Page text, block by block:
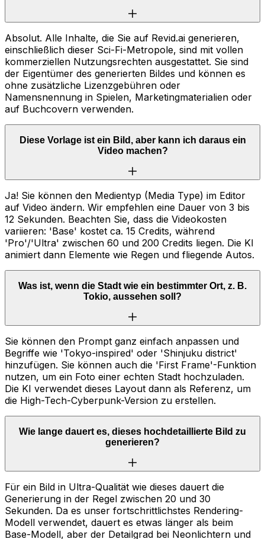
Absolut. Alle Inhalte, die Sie auf Revid.ai generieren,
einschließlich dieser Sci-Fi-Metropole, sind mit vollen
kommerziellen Nutzungsrechten ausgestattet. Sie sind
der Eigentümer des generierten Bildes und können es
ohne zusätzliche Lizenzgebühren oder
Namensnennung in Spielen, Marketingmaterialien oder
auf Buchcovern verwenden.
Diese Vorlage ist ein Bild, aber kann ich daraus ein
Video machen?
Ja! Sie können den Medientyp (Media Type) im Editor
auf Video ändern. Wir empfehlen eine Dauer von 3 bis
12 Sekunden. Beachten Sie, dass die Videokosten
variieren: 'Base' kostet ca. 15 Credits, während
'Pro'/'Ultra' zwischen 60 und 200 Credits liegen. Die KI
animiert dann Elemente wie Regen und fliegende Autos.
Was ist, wenn die Stadt wie ein bestimmter Ort, z. B.
Tokio, aussehen soll?
Sie können den Prompt ganz einfach anpassen und
Begriffe wie 'Tokyo-inspired' oder 'Shinjuku district'
hinzufügen. Sie können auch die 'First Frame'-Funktion
nutzen, um ein Foto einer echten Stadt hochzuladen.
Die KI verwendet dieses Layout dann als Referenz, um
die High-Tech-Cyberpunk-Version zu erstellen.
Wie lange dauert es, dieses hochdetaillierte Bild zu
generieren?
Für ein Bild in Ultra-Qualität wie dieses dauert die
Generierung in der Regel zwischen 20 und 30
Sekunden. Da es unser fortschrittlichstes Rendering-
Modell verwendet, dauert es etwas länger als beim
Base-Modell, aber der Detailgrad bei Neonlichtern und